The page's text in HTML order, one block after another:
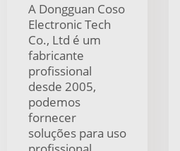
A Dongguan Coso
Electronic Tech
Co., Ltd é um
fabricante
profissional
desde 2005,
podemos
fornecer
soluções para uso